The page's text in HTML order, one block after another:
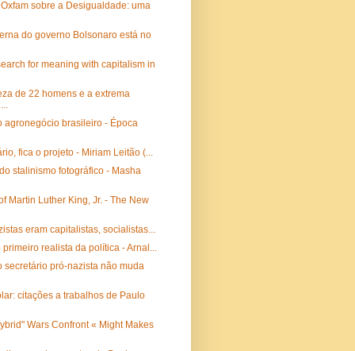
sobre a Desigualdade: uma
do governo Bolsonaro está no
for meaning with capitalism in
de 22 homens e a extrema
agronegócio brasileiro - Época
fica o projeto - Miriam Leitão (...
stalinismo fotográfico - Masha
Martin Luther King, Jr. - The New
eram capitalistas, socialistas...
primeiro realista da política - Arnal...
secretário pró-nazista não muda
citações a trabalhos de Paulo
Wars Confront « Might Makes